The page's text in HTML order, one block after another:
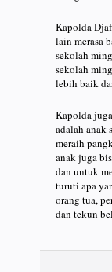
Kapolda
lain merasa
sekolah
sekolah
lebih baik
Kapolda
adalah anak
meraih
anak juga
dan untuk
turuti apa
orang tua,
dan tekun